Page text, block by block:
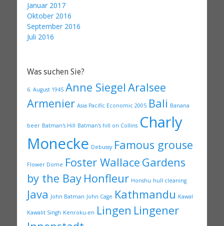
Januar 2017
Oktober 2016
September 2016
Juli 2016
Was suchen Sie?
6. August 1945 Anne Siegel Aralsee
Armenier Asia Pacific Economic 2005 Bali Banana
beer Batman's Hill Batman's hill on Collins Charly
Monecke Debussy Famous grouse
Flower Dome Foster Wallace Gardens
by the Bay Honfleur Honshu hull cleaning
Java John Batman John Cage Kathmandu Kawal
Kawalit Singh Kenroku-en Lingen Lingener